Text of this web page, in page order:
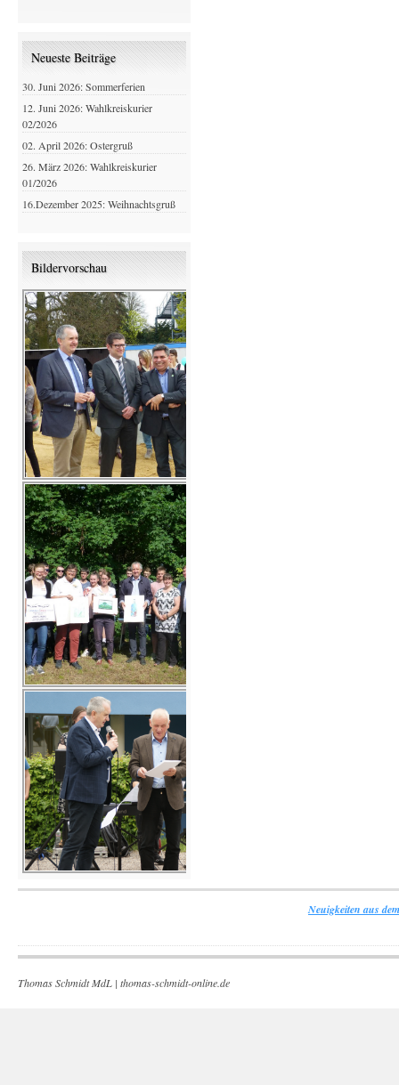
Neueste Beiträge
30. Juni 2026: Sommerferien
12. Juni 2026: Wahlkreiskurier
02/2026
02. April 2026: Ostergruß
26. März 2026: Wahlkreiskurier
01/2026
16.Dezember 2025: Weihnachtsgruß
Bildervorschau
Neuigkeiten aus
Thomas Schmidt MdL | thomas-schmidt-online.de